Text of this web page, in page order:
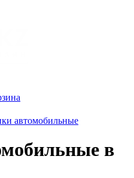
автомобильные
в